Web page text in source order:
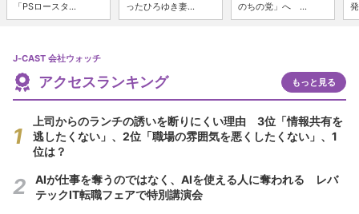
「PSロースタ...
ったひろゆき妻...
のちの党」へ ...
J-CAST 会社ウォッチ
アクセスランキング もっと見る
上司からのランチの誘いを断りにくい理由 3位「情報共有を
逃したくない」、2位「職場の雰囲気を悪くしたくない」、1
位は？
AIが仕事を奪うのではなく、AIを使える人に奪われる レバ
テックIT転職フェアで特別講演会